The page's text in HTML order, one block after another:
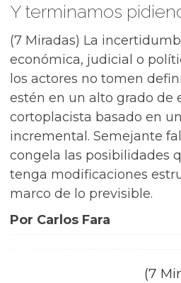
Y terminamos
(7 Miradas) La
económica, judicial o
los actores no tomen
estén en un alto grado de
cortoplacista basado en
incremental. Semejante
congela las posibilidades
tenga modificaciones
marco de lo previsible.
Por Carlos Fara
(7